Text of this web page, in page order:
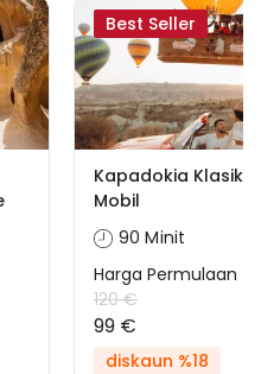
Best Seller
Kapadokia Klasik
Mobil
90 Minit
Harga Permulaan
120 €
99 €
diskaun %18